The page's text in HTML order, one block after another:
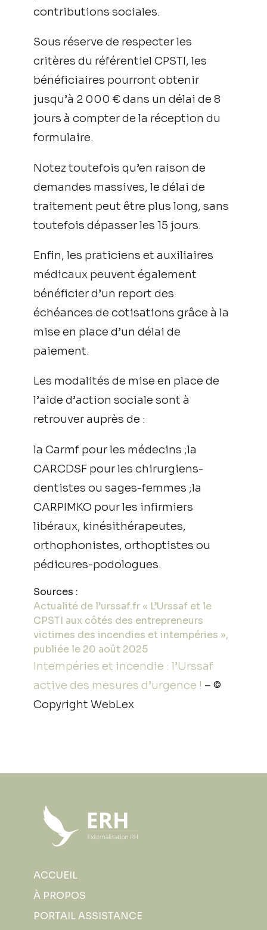
contributions sociales.
Sous réserve de respecter les
critères du référentiel CPSTI, les
bénéficiaires pourront obtenir
jusqu’à 2 000 € dans un délai de 8
jours à compter de la réception du
formulaire.
Notez toutefois qu’en raison de
demandes massives, le délai de
traitement peut être plus long, sans
toutefois dépasser les 15 jours.
Enfin, les praticiens et auxiliaires
médicaux peuvent également
bénéficier d’un report des
échéances de cotisations grâce à la
mise en place d’un délai de
paiement.
Les modalités de mise en place de
l’aide d’action sociale sont à
retrouver auprès de :
la Carmf pour les médecins ;la
CARCDSF pour les chirurgiens-
dentistes ou sages-femmes ;la
CARPIMKO pour les infirmiers
libéraux, kinésithérapeutes,
orthophonistes, orthoptistes ou
pédicures-podologues.
Sources :
Actualité de l’urssaf.fr « L’Urssaf et le
CPSTI aux côtés des entrepreneurs
victimes des incendies et intempéries »,
publiée le 20 août 2025
Intempéries et incendie : l’Urssaf
active des mesures d’urgence ! – ©
Copyright WebLex
ACCUEIL
À PROPOS
PORTAIL ASSISTANCE